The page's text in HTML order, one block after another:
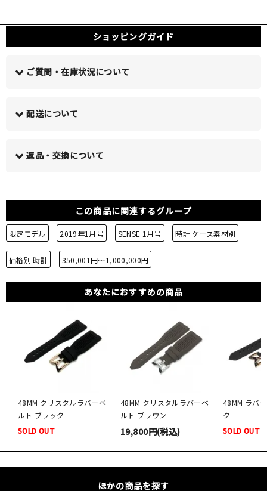
ショッピングガイド
ご質問・在庫状況について
配送について
返品・交換について
この商品に関連するグループ
限定モデル 2019年1月号 SENSE 1月号 時計 ケース素材別
価格別 時計 350,001円～1,000,000円
あなたにおすすめの商品
48MM クリスタルラバーベ
ルト ブラック
SOLD OUT
48MM クリスタルラバーベ
ルト ブラウン
19,800円(税込)
48MM ラバ
ク
SOLD OUT
ほかの商品を探す